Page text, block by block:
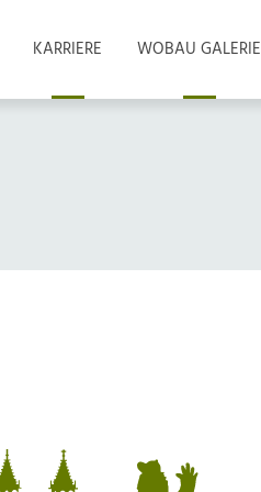
KARRIERE WOBAU GALERIE